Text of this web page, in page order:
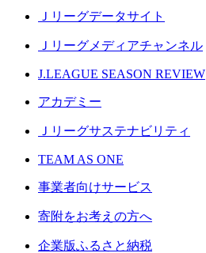
Ｊリーグデータサイト
Ｊリーグメディアチャンネル
J.LEAGUE SEASON REVIEW
アカデミー
Ｊリーグサステナビリティ
TEAM AS ONE
事業者向けサービス
寄附をお考えの方へ
企業版ふるさと納税